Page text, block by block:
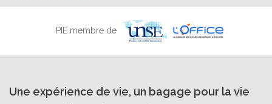
PIE membre de
Une expérience de vie, un bagage pour la vie